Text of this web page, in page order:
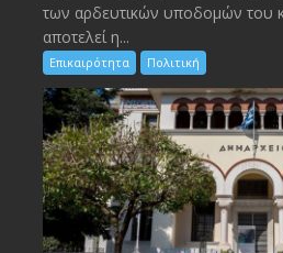
των αρδευτικών υποδομών του
αποτελεί η...
Επικαιρότητα Πολιτική